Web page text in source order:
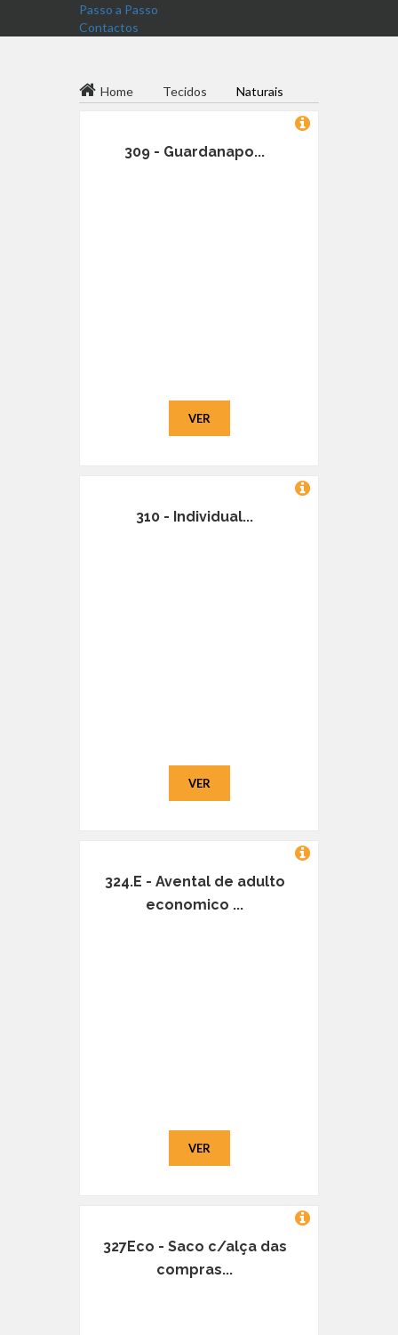
Passo a Passo
Contactos
Home Tecidos Naturais
309 - Guardanapo...
VER
310 - Individual...
VER
324.E - Avental de adulto
economico ...
VER
327Eco - Saco c/alça das
compras...